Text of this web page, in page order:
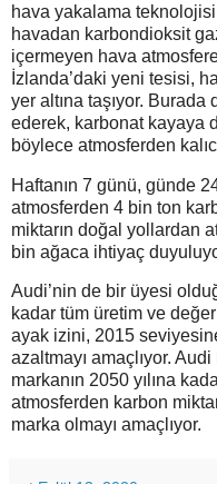
hava yakalama
havadan karbondioksit
içermeyen hava
İzlanda’daki yeni tesisi,
yer altına taşıyor.
ederek, karbonat kayaya
böylece atmosferden
Haftanın 7 günü, günde
atmosferden 4 bin ton
miktarın doğal yollardan
bin ağaca ihtiyaç
Audi’nin de bir üyesi
kadar tüm üretim ve
ayak izini, 2015
azaltmayı amaçlıyor.
markanın 2050 yılına
atmosferden karbon
marka olmayı amaçlıyor.